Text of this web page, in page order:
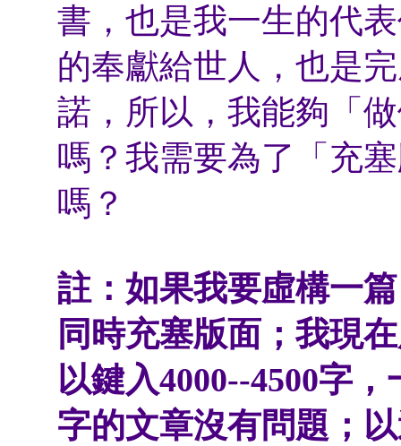
書，也是我一生的代
的奉獻給世人，也是
諾，所以，我能夠「
嗎？我需要為了「充
嗎？
註：如果我要虛構一
同時充塞版面；我現
以鍵入4000--4500字
字的文章沒有問題；